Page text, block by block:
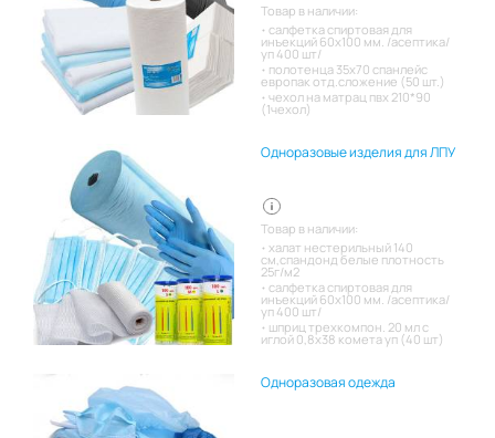
Товар в наличии:
салфетка спиртовая для
инъекций 60х100 мм. /асептика/
уп 400 шт/
полотенца 35х70 спанлейс
европак отд.сложение (50 шт.)
чехол на матрац пвх 210*90
(1чехол)
Одноразовые изделия для ЛПУ
Товар в наличии:
халат нестерильный 140
см,спандонд белые плотность
25г/м2
салфетка спиртовая для
инъекций 60х100 мм. /асептика/
уп 400 шт/
шприц трехкомпон. 20 мл с
иглой 0,8х38 комета уп (40 шт)
Одноразовая одежда